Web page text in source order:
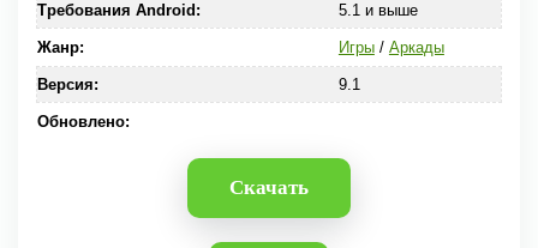
Требования Android: 5.1 и выше
Жанр: Игры/ Аркады
Версия: 9.1
Обновлено:
Скачать